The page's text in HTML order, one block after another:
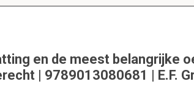
en de meest belangrijke
| 9789013080681 | E.F.